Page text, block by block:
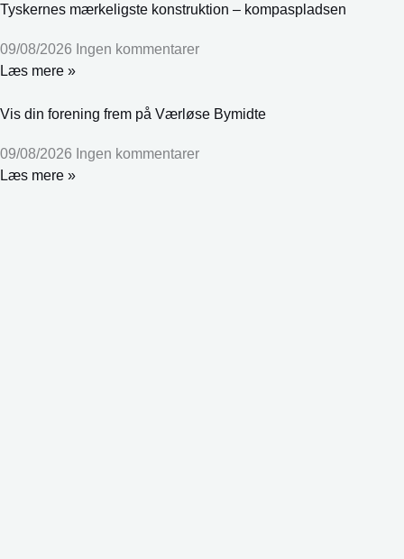
Tyskernes mærkeligste konstruktion – kompaspladsen
09/08/2026 Ingen kommentarer
Læs mere »
Vis din forening frem på Værløse Bymidte
09/08/2026 Ingen kommentarer
Læs mere »